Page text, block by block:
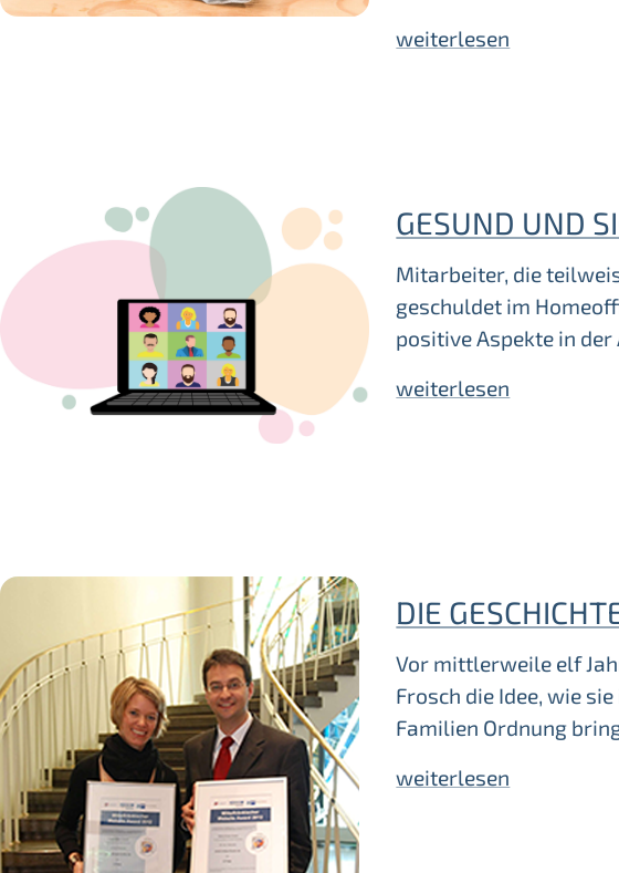
weiterlesen
GESUND UND
Mitarbeiter, die
geschuldet im
positive Aspekte in
weiterlesen
DIE
Vor mittlerweile elf
Frosch die Idee, wie
Familien Ordnung
weiterlesen